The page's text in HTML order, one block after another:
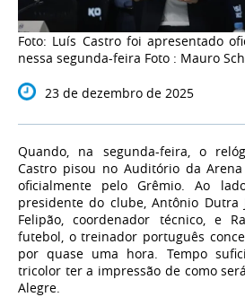
Foto: Luís Castro foi apresentado
nessa segunda-feira Foto : Mauro
23 de dezembro de 2025
Quando, na segunda-feira, o
Castro pisou no Auditório da
oficialmente pelo Grêmio. Ao
presidente do clube, Antônio Dutra
Felipão, coordenador técnico, e
futebol, o treinador português
por quase uma hora. Tempo
tricolor ter a impressão de como
Alegre.